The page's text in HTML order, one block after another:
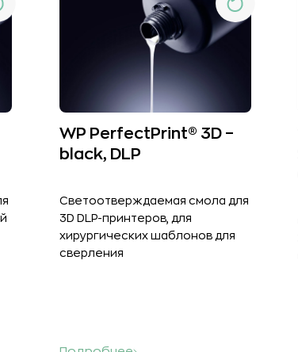
WP PerfectPrint® 3D –
black, DLP
Светоотверждаемая смола для
3D DLP-принтеров, для
хирургическиx шаблонов для
сверления